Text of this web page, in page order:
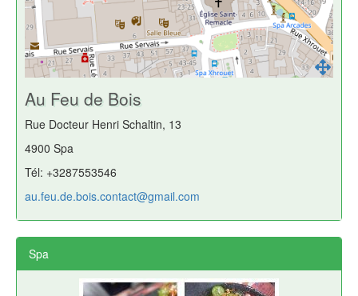
Au Feu de Bois
Rue Docteur Henri Schaltin, 13
4900 Spa
Tél: +3287553546
au.feu.de.bois.contact@gmail.com
Spa